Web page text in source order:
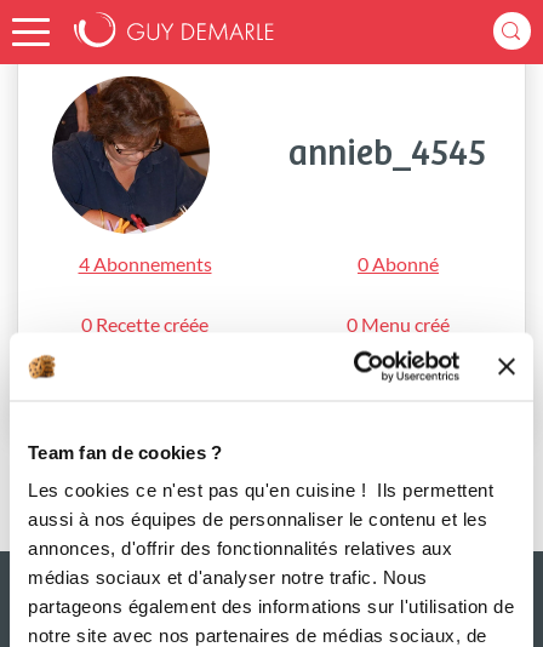
Team fan de cookies ?
Les cookies ce n'est pas qu'en cuisine ! Ils permettent
aussi à nos équipes de personnaliser le contenu et les
annonces, d'offrir des fonctionnalités relatives aux
médias sociaux et d'analyser notre trafic. Nous
partageons également des informations sur l'utilisation de
notre site avec nos partenaires de médias sociaux, de
Accueil annieb_4545
annieb_4545
4 Abonnements 0 Abonné
0 Recette créée 0 Menu créé